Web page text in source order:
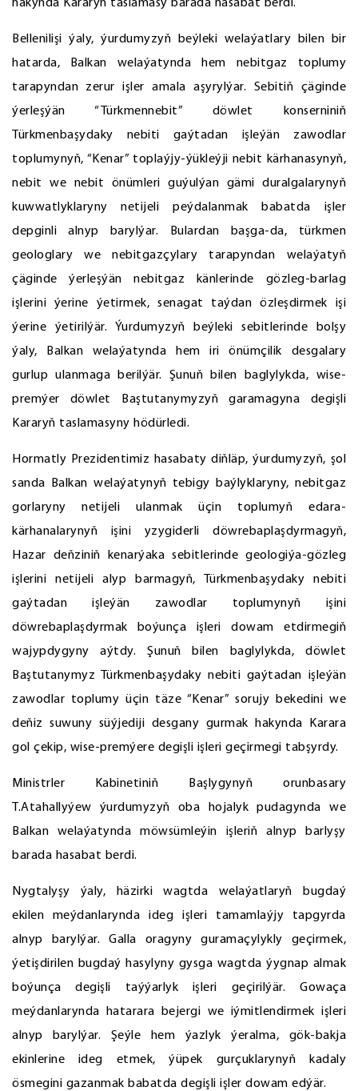
hakynda Kararyň taslamasy barada hasabat berdi.
Bellenilişi ýaly, ýurdumyzyň beýleki welaýatlary bilen bir
hatarda, Balkan welaýatynda hem nebitgaz toplumy
tarapyndan zerur işler amala aşyrylýar. Sebitiň çäginde
ýerleşýän “Türkmennebit” döwlet konserniniň
Türkmenbaşydaky nebiti gaýtadan işleýän zawodlar
toplumynyň, “Kenar” toplaýjy-ýükleýji nebit kärhanasynyň,
nebit we nebit önümleri guýulýan gämi duralgalarynyň
kuwwatlyklaryny netijeli peýdalanmak babatda işler
depginli alnyp barylýar. Bulardan başga-da, türkmen
geologlary we nebitgazçylary tarapyndan welaýatyň
çäginde ýerleşýän nebitgaz känlerinde gözleg-barlag
işlerini ýerine ýetirmek, senagat taýdan özleşdirmek işi
ýerine ýetirilýär. Ýurdumyzyň beýleki sebitlerinde bolşy
ýaly, Balkan welaýatynda hem iri önümçilik desgalary
gurlup ulanmaga berilýär. Şunuň bilen baglylykda, wise-
premýer döwlet Baştutanymyzyň garamagyna degişli
Kararyň taslamasyny hödürledi.
Hormatly Prezidentimiz hasabaty diňläp, ýurdumyzyň, şol
sanda Balkan welaýatynyň tebigy baýlyklaryny, nebitgaz
gorlaryny netijeli ulanmak üçin toplumyň edara-
kärhanalarynyň işini yzygiderli döwrebaplaşdyrmagyň,
Hazar deňziniň kenarýaka sebitlerinde geologiýa-gözleg
işlerini netijeli alyp barmagyň, Türkmenbaşydaky nebiti
gaýtadan işleýän zawodlar toplumynyň işini
döwrebaplaşdyrmak boýunça işleri dowam etdirmegiň
wajypdygyny aýtdy. Şunuň bilen baglylykda, döwlet
Baştutanymyz Türkmenbaşydaky nebiti gaýtadan işleýän
zawodlar toplumy üçin täze “Kenar” sorujy bekedini we
deňiz suwuny süýjediji desgany gurmak hakynda Karara
gol çekip, wise-premýere degişli işleri geçirmegi tabşyrdy.
Ministrler Kabinetiniň Başlygynyň orunbasary
T.Atahallyýew ýurdumyzyň oba hojalyk pudagynda we
Balkan welaýatynda möwsümleýin işleriň alnyp barlyşy
barada hasabat berdi.
Nygtalyşy ýaly, häzirki wagtda welaýatlaryň bugdaý
ekilen meýdanlarynda ideg işleri tamamlaýjy tapgyrda
alnyp barylýar. Galla oragyny guramaçylykly geçirmek,
ýetişdirilen bugdaý hasylyny gysga wagtda ýygnap almak
boýunça degişli taýýarlyk işleri geçirilýär. Gowaça
meýdanlarynda hatarara bejergi we iýmitlendirmek işleri
alnyp barylýar. Şeýle hem ýazlyk ýeralma, gök-bakja
ekinlerine ideg etmek, ýüpek gurçuklarynyň kadaly
ösmegini gazanmak babatda degişli işler dowam edýär.